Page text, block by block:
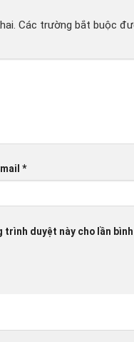
Các trường bắt buộc
*
duyệt này cho lần